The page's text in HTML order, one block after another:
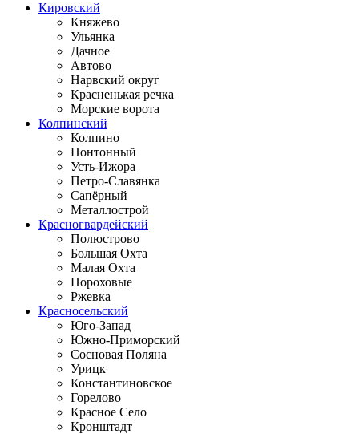
Кировский
Княжево
Ульянка
Дачное
Автово
Нарвский округ
Красненькая речка
Морские ворота
Колпинский
Колпино
Понтонный
Усть-Ижора
Петро-Славянка
Сапёрный
Металлострой
Красногвардейский
Полюстрово
Большая Охта
Малая Охта
Пороховые
Ржевка
Красносельский
Юго-Запад
Южно-Приморский
Сосновая Поляна
Урицк
Константиновское
Горелово
Красное Село
Кронштадт